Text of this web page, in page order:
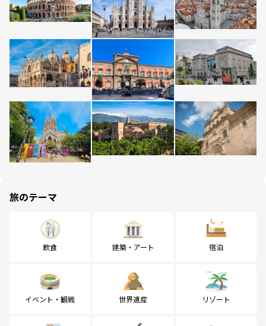
旅のテーマ
飲食 建築・アート 宿泊
イベント・観戦 世界遺産 リゾート